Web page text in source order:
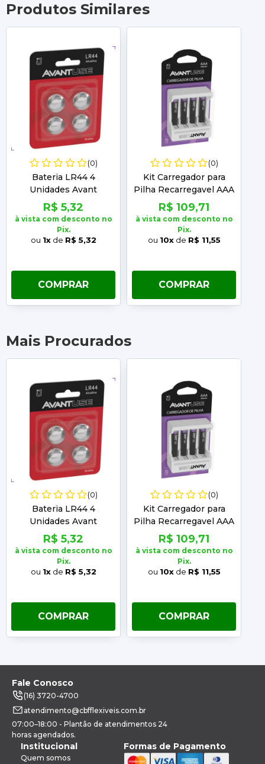
Produtos Similares
(0)
Bateria LR44 4
Unidades Avant
R$ 5,32
à vista com desconto no
Pix.
ou 1xde R$ 5,32
COMPRAR
(0)
Kit Carregador para
Pilha Recarregavel AAA
Avant 4 Unidades
R$ 109,71
à vista com desconto no
Pix.
ou 10xde R$ 11,55
COMPRAR
Mais Procurados
(0)
Bateria LR44 4
Unidades Avant
R$ 5,32
à vista com desconto no
Pix.
ou 1xde R$ 5,32
COMPRAR
(0)
Kit Carregador para
Pilha Recarregavel AAA
Avant 4 Unidades
R$ 109,71
à vista com desconto no
Pix.
ou 10xde R$ 11,55
COMPRAR
Fale Conosco
(16) 3720-4700
atendimento@cbfflexiveis.com.br
07:00–18:00 - Plantão de atendimentos 24
horas agendados.
Institucional
Quem somos
Formas de Pagamento